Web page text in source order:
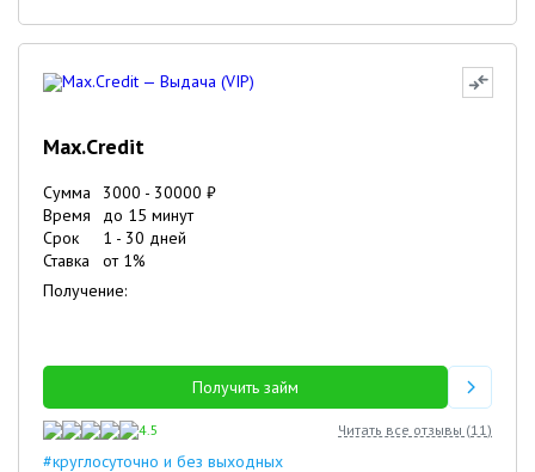
Max.Credit
Сумма 3000 - 30000 ₽
Время
до 15 минут
Срок
1 - 30 дней
Ставка
от 1%
Получение:
Получить займ
4.5 Читать все отзывы (11)
#круглосуточно и без выходных